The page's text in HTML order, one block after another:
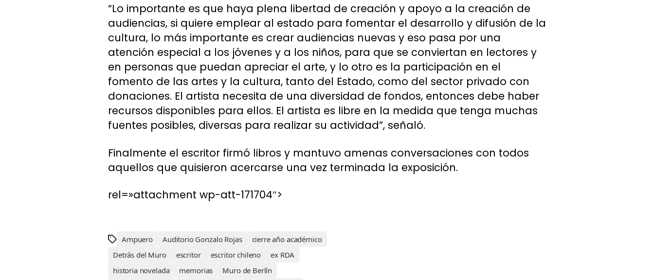
“Lo importante es que haya plena libertad de creación y apoyo a la creación de
audiencias, si quiere emplear al estado para fomentar el desarrollo y difusión de la
cultura, lo más importante es crear audiencias nuevas y eso pasa por una
atención especial a los jóvenes y a los niños, para que se conviertan en lectores y
en personas que puedan apreciar el arte, y lo otro es la participación en el
fomento de las artes y la cultura, tanto del Estado, como del sector privado con
donaciones. El artista necesita de una diversidad de fondos, entonces debe haber
recursos disponibles para ellos. El artista es libre en la medida que tenga muchas
fuentes posibles, diversas para realizar su actividad”, señaló.
Finalmente el escritor firmó libros y mantuvo amenas conversaciones con todos
aquellos que quisieron acercarse una vez terminada la exposición.
rel=»attachment wp-att-171704″>
Ampuero Auditorio Gonzalo Rojas
cierre año académico
Detrás del Muro
escritor escritor chileno
ex RDA
historia novelada
memorias
Muro de Berlín